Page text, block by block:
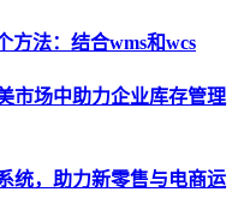
方法：结合wms和wcs
市场中助力企业库存管理
统，助力新零售与电商运